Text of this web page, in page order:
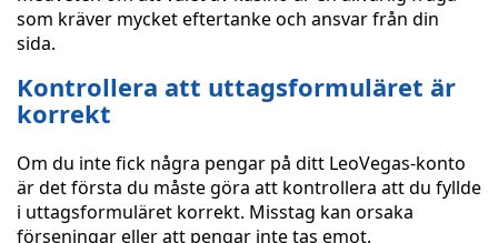
som kräver mycket eftertanke och ansvar från din
sida.
Kontrollera att uttagsformuläret är
korrekt
Om du inte fick några pengar på ditt LeoVegas-konto
är det första du måste göra att kontrollera att du fyllde
i uttagsformuläret korrekt. Misstag kan orsaka
förseningar eller att pengar inte tas emot.